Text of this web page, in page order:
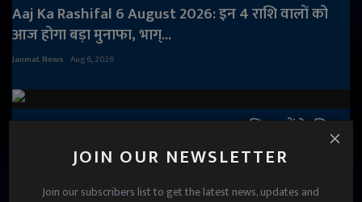
JOIN OUR NEWSLETTER
Join our subscribers list to get the latest news, updates and
Aaj Ka Rashifal 6 August 2026: इन 4 राशि वालों को
आज होगा बड़ा मुनाफा, भाग्...
Janmat News Aug 6, 2026
Aaj Ka Rashifal 5 August 2026: इन राशि वालों के लिए
दिन रहेगा लाभदायक, हर क...